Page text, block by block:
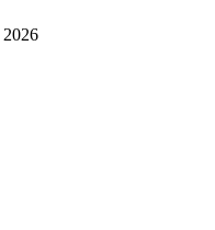
2026